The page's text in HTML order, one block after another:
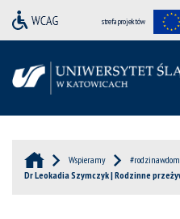
strefa projektów
Wspieramy
Dr Leokadia Szymczyk | Rodzinne